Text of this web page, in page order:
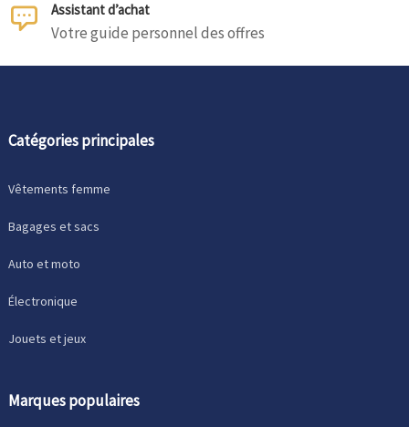
Assistant d’achat
Votre guide personnel des offres
Catégories principales
Vêtements femme
Bagages et sacs
Auto et moto
Électronique
Jouets et jeux
Marques populaires